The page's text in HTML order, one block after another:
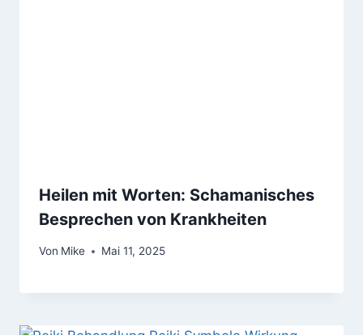
Heilen mit Worten: Schamanisches
Besprechen von Krankheiten
Von Mike Mai 11, 2025